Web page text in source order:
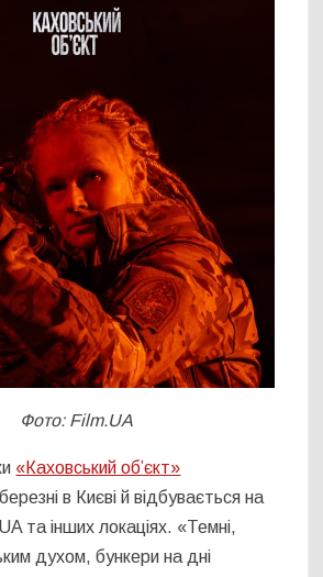
Фото: Film.UA
«Каховський об’єкт»
в Києві й відбувається на
та інших локаціях. «Темні,
духом, бункери на дні